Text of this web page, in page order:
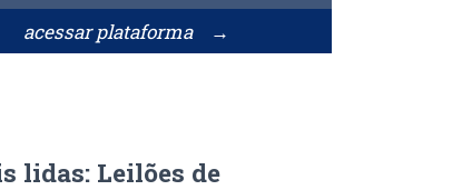
acessar plataforma →
lidas: Leilões de